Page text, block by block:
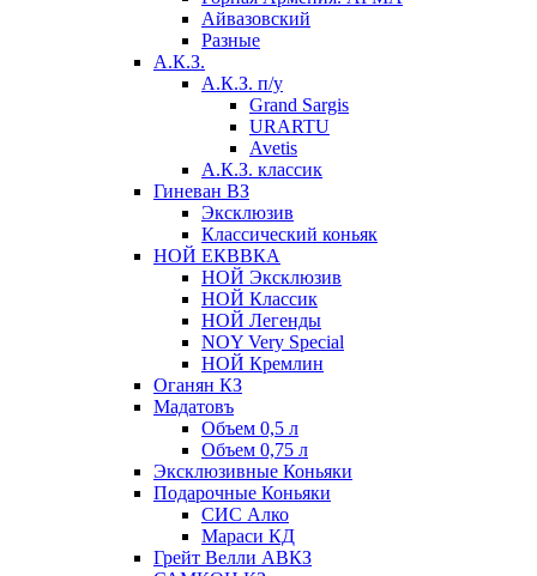
Айвазовский
Разные
А.К.З.
А.К.З. п/у
Grand Sargis
URARTU
Avetis
А.К.З. классик
Гиневан ВЗ
Эксклюзив
Классический коньяк
НОЙ ЕКВВКА
НОЙ Эксклюзив
НОЙ Классик
НОЙ Легенды
NOY Very Speсial
НОЙ Кремлин
Оганян КЗ
Мадатовъ
Объем 0,5 л
Объем 0,75 л
Эксклюзивные Коньяки
Подарочные Коньяки
СИС Алко
Мараси КД
Грейт Велли АВКЗ